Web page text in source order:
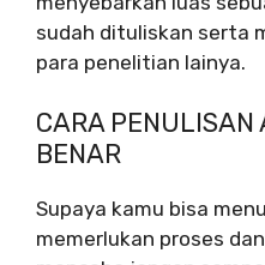
sudah dituliskan serta
para penelitian lainya.
CARA PENULISAN
BENAR
Supaya kamu bisa
memerlukan proses